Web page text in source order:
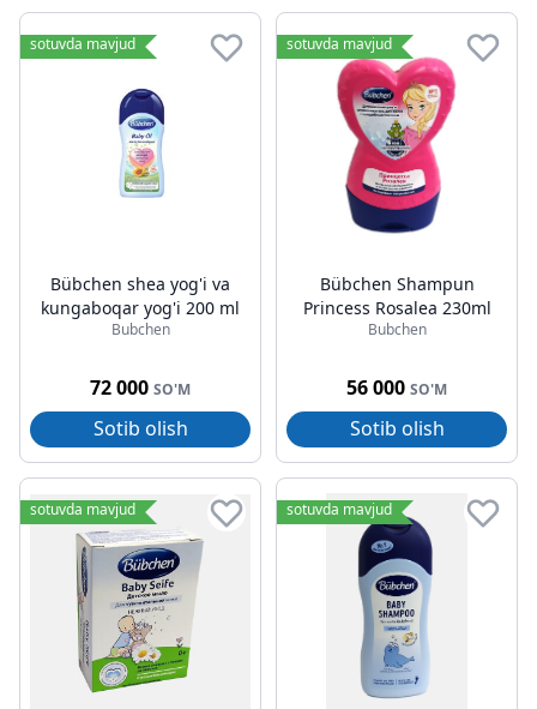
sotuvda mavjud
Bübchen shea yog'i va
kungaboqar yog'i 200 ml
Bubchen
72 000 SO'M
Sotib olish
sotuvda mavjud
Bübchen Shampun
Princess Rosalea 230ml
Bubchen
56 000 SO'M
Sotib olish
sotuvda mavjud sotuvda mavjud